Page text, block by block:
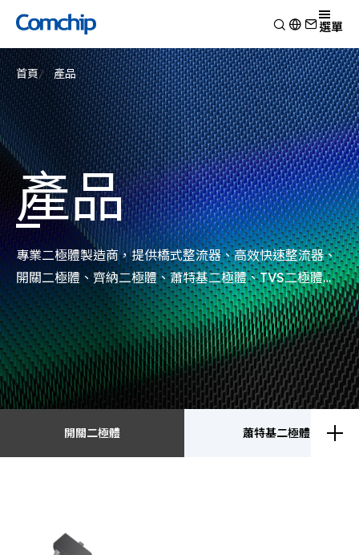
選單
產品
檢視
開關二極體
蕭特基二極體
靜電放電保護元件
瞬態電壓抑制二極體
整流二極體
電晶體
金氧半導體場效電晶體
齊納二極體
橋式整流器
高頻二極體
產品應用
檢視
消費電子
車用電子
Other
技術能力
檢視
研究與開發
生產製造
測試技術
EHS政策
品質與認證
關於典琦
檢視
關於典琦
典琦大事紀
代理商
新聞
檢視
公司新聞
產品新聞
公司活動
首頁 產品
產品
專業二極體製造商，提供橋式整流器、高效快速整流器、
開關二極體、齊納二極體、蕭特基二極體、TVS二極體、
ESD突波吸收器以及電晶體MOSFET系列產品。
開關二極體 蕭特基二極體
靜電放電保護元件